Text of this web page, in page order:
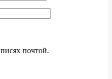
почтой.